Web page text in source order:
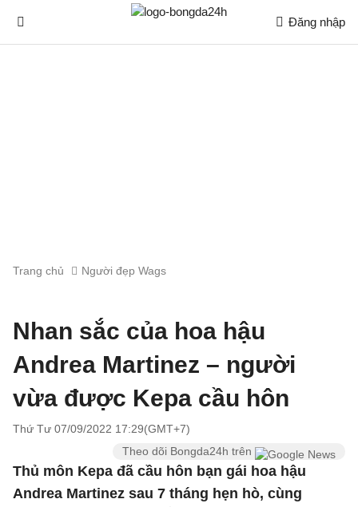
Đăng nhập
Trang chủ Người đẹp Wags
Nhan sắc của hoa hậu
Andrea Martinez – người
vừa được Kepa cầu hôn
Thứ Tư 07/09/2022 17:29(GMT+7)
Theo dõi Bongda24h trên
Thủ môn Kepa đã cầu hôn bạn gái hoa hậu
Andrea Martinez sau 7 tháng hẹn hò, cùng